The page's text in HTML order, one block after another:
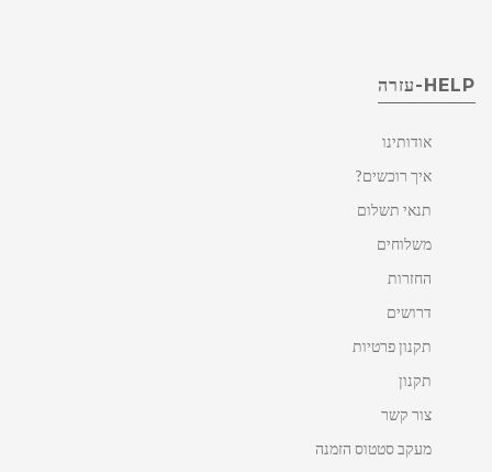
HELP-עזרה
אודותינו
איך רוכשים?
תנאי תשלום
משלוחים
החזרות
דרושים
תקנון פרטיות
תקנון
צור קשר
מעקב סטטוס הזמנה